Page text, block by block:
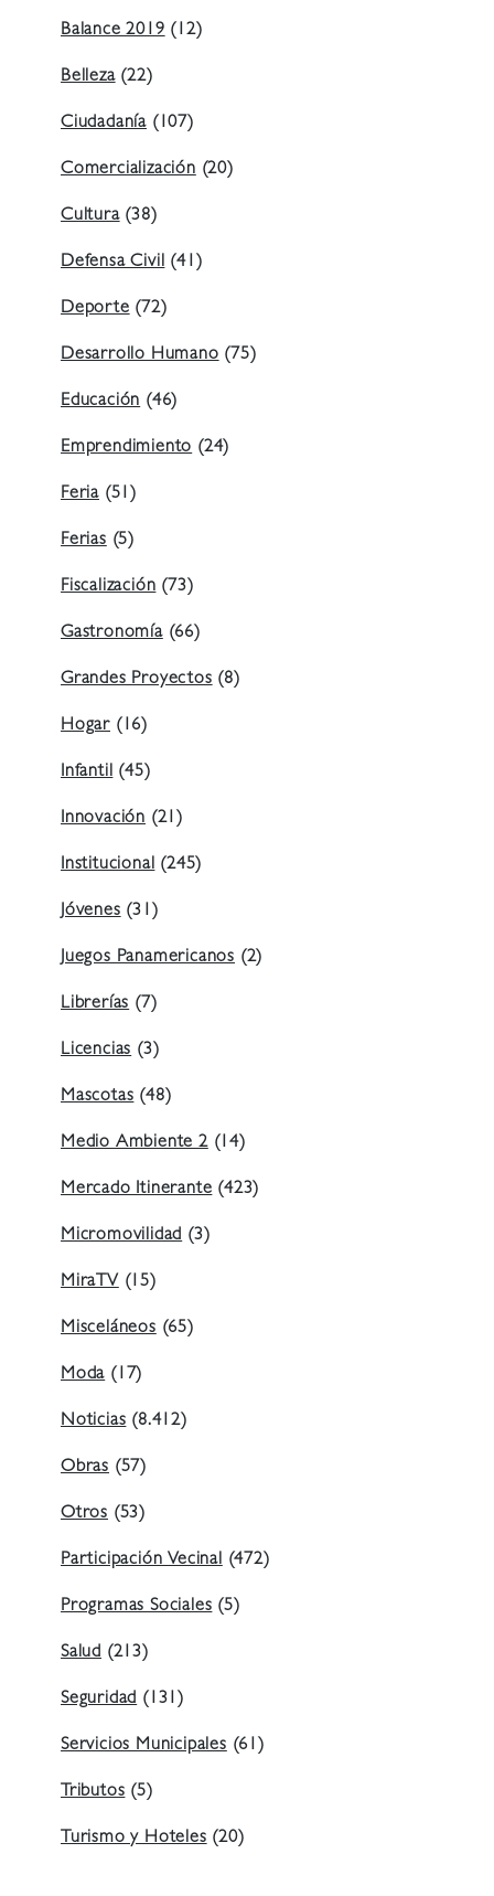
Balance 2019(12)
Belleza(22)
Ciudadanía (107)
Comercialización(20)
Cultura(38)
Defensa Civil(41)
Deporte(72)
Desarrollo Humano(75)
Educación(46)
Emprendimiento(24)
Feria (51)
Ferias(5)
Fiscalización(73)
Gastronomía(66)
Grandes Proyectos(8)
Hogar (16)
Infantil(45)
Innovación (21)
Institucional(245)
Jóvenes(31)
Juegos Panamericanos (2)
Librerías(7)
Licencias(3)
Mascotas(48)
Medio Ambiente 2(14)
Mercado Itinerante(423)
Micromovilidad(3)
MiraTV(15)
Misceláneos(65)
Moda(17)
Noticias(8.412)
Obras (57)
Otros (53)
Participación Vecinal(472)
Programas Sociales(5)
Salud (213)
Seguridad(131)
Servicios Municipales(61)
Tributos(5)
Turismo y Hoteles(20)